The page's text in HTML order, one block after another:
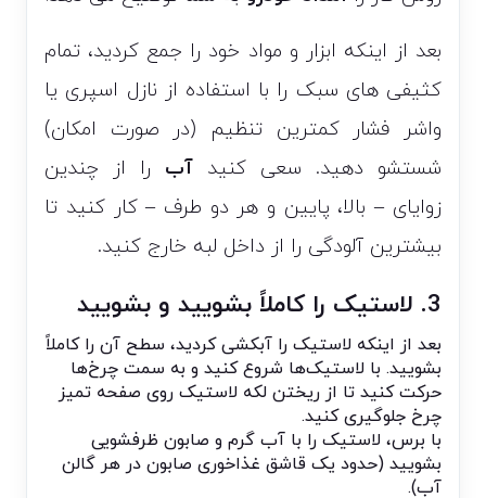
بعد از اینکه ابزار و مواد خود را جمع کردید، تمام
کثیفی های سبک را با استفاده از نازل اسپری یا
واشر فشار کمترین تنظیم (در صورت امکان)
شستشو دهید. سعی کنید آب را از چندین
زوایای – بالا، پایین و هر دو طرف – کار کنید تا
بیشترین آلودگی را از داخل لبه خارج کنید.
3. لاستیک را کاملاً بشویید و بشویید
بعد از اینکه لاستیک را آبکشی کردید، سطح آن را کاملاً
بشویید. با لاستیک‌ها شروع کنید و به سمت چرخ‌ها
حرکت کنید تا از ریختن لکه لاستیک روی صفحه تمیز
چرخ جلوگیری کنید.
با برس، لاستیک را با آب گرم و صابون ظرفشویی
بشویید (حدود یک قاشق غذاخوری صابون در هر گالن
آب).